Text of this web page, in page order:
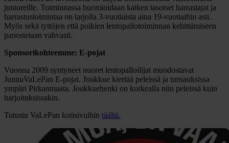
junioreille. Toiminnassa huomioidaan kaiken tasoiset harrastajat ja
harrastustoimintaa on tarjolla 3-vuotiaista aina 19-vuotiaihin asti.
Myös sekä tyttöjen että poikien lentopallotoiminnan kehittämiseen
panostetaan vahvasti.
Sponsorikohteemme: E-pojat
Vuonna 2009 syntyneet nuoret lentopalloilijat muodostavat
JunnuVaLePan E-pojat. Joukkue kiertää peleissä ja turnauksissa
ympäri Pirkanmaata. Joukkuehenki on korkealla niin peleissä kuin
harjoituksissakin.
Tutustu VaLePan kotisivuihin täältä.